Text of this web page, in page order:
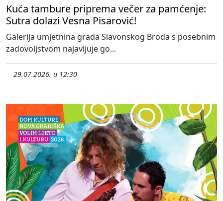
Kuća tambure priprema večer za pamćenje:
Sutra dolazi Vesna Pisarović!
Galerija umjetnina grada Slavonskog Broda s posebnim
zadovoljstvom najavljuje go...
29.07.2026. u 12:30